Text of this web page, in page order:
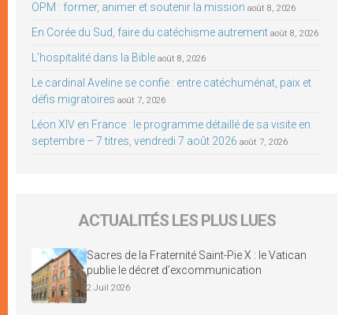
OPM : former, animer et soutenir la mission août 8, 2026
En Corée du Sud, faire du catéchisme autrement août 8, 2026
L’hospitalité dans la Bible août 8, 2026
Le cardinal Aveline se confie : entre catéchuménat, paix et
défis migratoires août 7, 2026
Léon XIV en France : le programme détaillé de sa visite en
septembre – 7 titres, vendredi 7 août 2026 août 7, 2026
ACTUALITÉS LES PLUS LUES
Sacres de la Fraternité Saint-Pie X : le Vatican
publie le décret d’excommunication
2 Juil 2026